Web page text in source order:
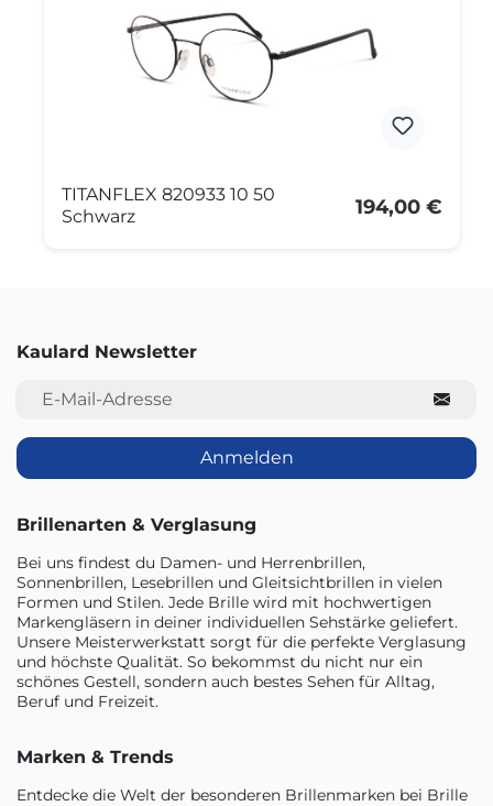
TITANFLEX 820933 10 50
Schwarz
194,00 €
Kaulard Newsletter
E-Mail-Adresse
Anmelden
Brillenarten & Verglasung
Bei uns findest du Damen- und Herrenbrillen,
Sonnenbrillen, Lesebrillen und Gleitsichtbrillen in vielen
Formen und Stilen. Jede Brille wird mit hochwertigen
Markengläsern in deiner individuellen Sehstärke geliefert.
Unsere Meisterwerkstatt sorgt für die perfekte Verglasung
und höchste Qualität. So bekommst du nicht nur ein
schönes Gestell, sondern auch bestes Sehen für Alltag,
Beruf und Freizeit.
Marken & Trends
Entdecke die Welt der besonderen Brillenmarken bei Brille